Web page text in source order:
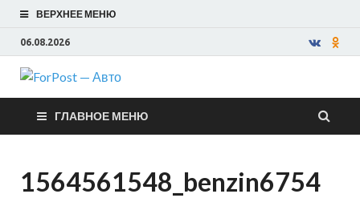
ВЕРХНЕЕ МЕНЮ
06.08.2026
ForPost —
Авто
ГЛАВНОЕ МЕНЮ
1564561548_benzin6754